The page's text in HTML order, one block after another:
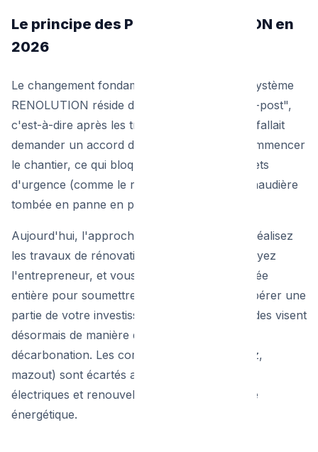
Le principe des Primes RENOLUTION en
2026
Le changement fondamental apporté par le système
RENOLUTION réside dans son approche "ex-post",
c'est-à-dire après les travaux. Auparavant, il fallait
demander un accord de principe avant de commencer
le chantier, ce qui bloquait de nombreux projets
d'urgence (comme le remplacement d'une chaudière
tombée en panne en plein hiver).
Aujourd'hui, l'approche est simplifiée : vous réalisez
les travaux de rénovation thermique, vous payez
l'entrepreneur, et vous avez ensuite une année
entière pour soumettre votre dossier et récupérer une
partie de votre investissement. De plus, les aides visent
désormais de manière quasi exclusive la
décarbonation. Les combustibles fossiles (gaz,
mazout) sont écartés au profit des solutions
électriques et renouvelables à haute efficacité
énergétique.